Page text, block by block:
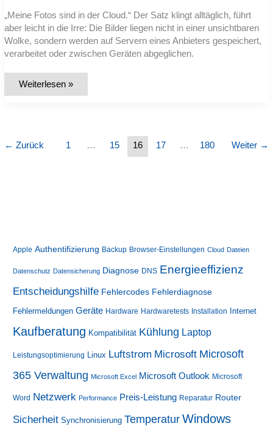
„Meine Fotos sind in der Cloud.“ Der Satz klingt alltäglich, führt
aber leicht in die Irre: Die Bilder liegen nicht in einer unsichtbaren
Wolke, sondern werden auf Servern eines Anbieters gespeichert,
verarbeitet oder zwischen Geräten abgeglichen.
Was
und
Weiterlesen »
← Zurück 1 … 15 16 17 … 180 Weiter →
Apple Authentifizierung Backup Browser-Einstellungen Cloud Dateien
Datenschutz Datensicherung Diagnose DNS Energieeffizienz
Entscheidungshilfe Fehlercodes Fehlerdiagnose
Fehlermeldungen Geräte Hardware Hardwaretests Installation Internet
Kaufberatung Kompatibilität Kühlung Laptop
Leistungsoptimierung Linux Luftstrom Microsoft Microsoft
365 Verwaltung Microsoft Excel Microsoft Outlook Microsoft
Word Netzwerk Performance Preis-Leistung Reparatur Router
Sicherheit Synchronisierung Temperatur Windows